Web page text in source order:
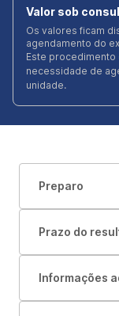
Valor sob
Os valores ficam
agendamento do
Este
necessidade de
unidade.
Preparo
Prazo do
Informações